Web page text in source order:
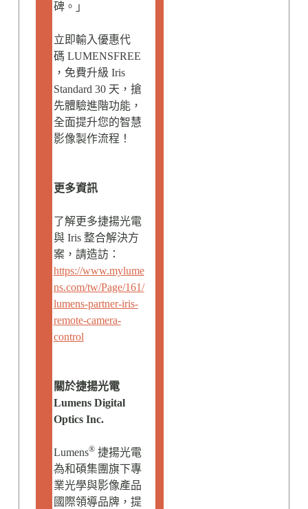
碑。」
立即輸入優惠代
碼 LUMENSFREE
，免費升級 Iris
Standard 30 天，搶
先體驗進階功能，
全面提升您的智慧
影像製作流程！
更多資訊
了解更多捷揚光電
與 Iris 整合解決方
案，請造訪：
https://www.mylume
ns.com/tw/Page/161/
lumens-partner-iris-
remote-camera-
control
關於捷揚光電
Lumens Digital
Optics Inc.
Lumens®捷揚光電
為和碩集團旗下專
業光學與影像產品
國際領導品牌，提